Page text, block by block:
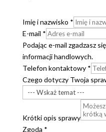
Imię i nazwisko *
E-mail *
Podając e-mail zgadzasz
informacji handlowych.
Telefon kontaktowy *
Czego dotyczy Twoja
Krótki opis sprawy
Zgoda *